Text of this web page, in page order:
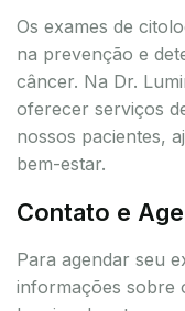
Os exames de
na prevenção e
câncer. Na Dr.
oferecer serviços
nossos pacientes,
bem-estar.
Contato e
Para agendar seu
informações sobre